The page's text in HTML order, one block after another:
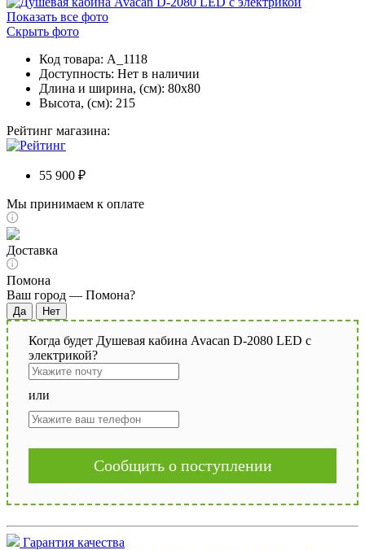
Показать все фото
Скрыть фото
Код товара: A_1118
Доступность: Нет в наличии
Длина и ширина, (см): 80x80
Высота, (см): 215
Рейтинг магазина:
55 900 ₽
Мы принимаем к оплате
Доставка
Помона
Ваш город — Помона?
Когда будет Душевая кабина Avacan D-2080 LED с
электрикой?
или
Сообщить о поступлении
Гарантия качества